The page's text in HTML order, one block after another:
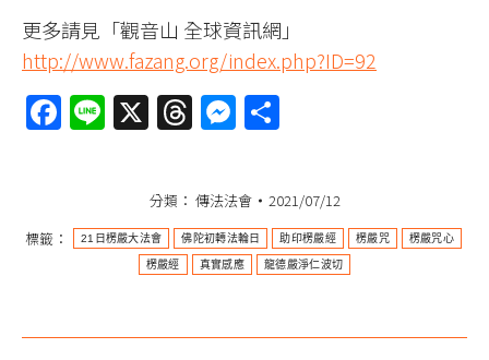
更多請見「觀音山 全球資訊網」
http://www.fazang.org/index.php?ID=92
Facebook
Line
X Threads
Messenger
分類： 傳法法會
2021/07/12
標籤：
21日楞嚴大法會 佛陀初轉法輪日 助印楞嚴經 楞嚴咒 楞嚴咒心
楞嚴經 真實感應 龍德嚴淨仁波切